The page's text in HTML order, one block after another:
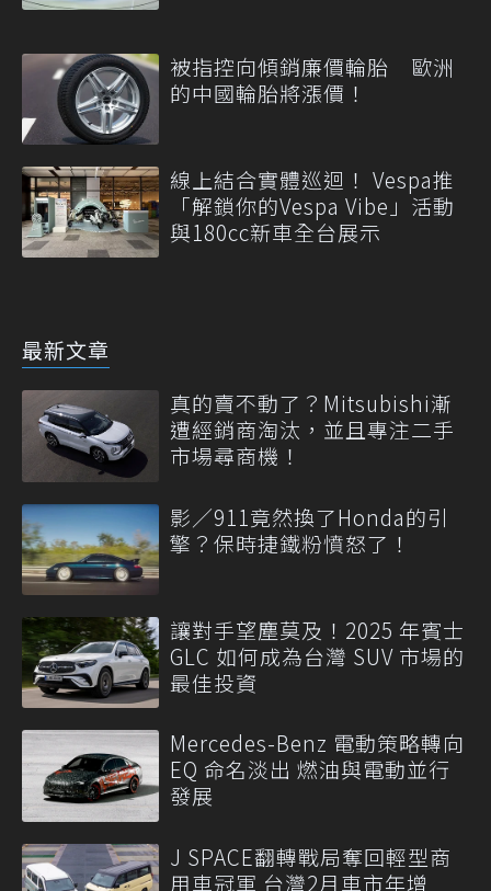
被指控向傾銷廉價輪胎 歐洲
的中國輪胎將漲價！
線上結合實體巡迴！ Vespa推
「解鎖你的Vespa Vibe」活動
與180cc新車全台展示
最新文章
真的賣不動了？Mitsubishi漸
遭經銷商淘汰，並且專注二手
市場尋商機！
影／911竟然換了Honda的引
擎？保時捷鐵粉憤怒了！
讓對手望塵莫及！2025 年賓士
GLC 如何成為台灣 SUV 市場的
最佳投資
Mercedes-Benz 電動策略轉向
EQ 命名淡出 燃油與電動並行
發展
J SPACE翻轉戰局奪回輕型商
用車冠軍 台灣2月車市年增